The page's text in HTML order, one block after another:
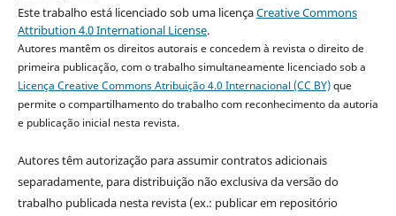
Este trabalho está licenciado sob uma licençaCreative Commons
Attribution 4.0 International License.
Autores mantêm os direitos autorais e concedem à revista o direito de
primeira publicação, com o trabalho simultaneamente licenciado sob a
Licença Creative Commons Atribuição 4.0 Internacional (CC BY)que
permite o compartilhamento do trabalho com reconhecimento da autoria
e publicação inicial nesta revista.
Autores têm autorização para assumir contratos adicionais
separadamente, para distribuição não exclusiva da versão do
trabalho publicada nesta revista (ex.: publicar em repositório